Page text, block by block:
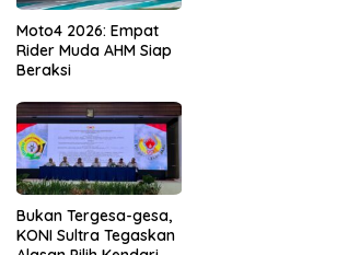
Moto4 2026: Empat
Rider Muda AHM Siap
Beraksi
Bukan Tergesa-gesa,
KONI Sultra Tegaskan